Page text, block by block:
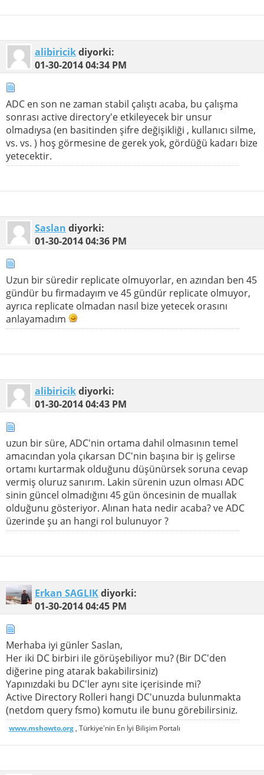
alibiricikdiyorki:
01-30-201404:34 PM
ADC en son ne zaman stabil çalıştı acaba, bu çalışma
sonrası active directory'e etkileyecek bir unsur
olmadıysa (en basitinden şifre değişikliği , kullanıcı silme,
vs. vs. ) hoş görmesine de gerek yok, gördüğü kadarı bize
yetecektir.
Saslan diyorki:
01-30-201404:36 PM
Uzun bir süredir replicate olmuyorlar, en azından ben 45
gündür bu firmadayım ve 45 gündür replicate olmuyor,
ayrıca replicate olmadan nasıl bize yetecek orasını
anlayamadım
alibiricikdiyorki:
01-30-201404:43 PM
uzun bir süre, ADC'nin ortama dahil olmasının temel
amacından yola çıkarsan DC'nin başına bir iş gelirse
ortamı kurtarmak olduğunu düşünürsek soruna cevap
vermiş oluruz sanırım. Lakin sürenin uzun olması ADC
sinin güncel olmadığını 45 gün öncesinin de muallak
olduğunu gösteriyor. Alınan hata nedir acaba? ve ADC
üzerinde şu an hangi rol bulunuyor ?
Erkan SAGLIKdiyorki:
01-30-201404:45 PM
Merhaba iyi günler Saslan,
Her iki DC birbiri ile görüşebiliyor mu? (Bir DC'den
diğerine ping atarak bakabilirsiniz)
Yapınızdaki bu DC'ler aynı site içerisinde mi?
Active Directory Rolleri hangi DC'unuzda bulunmakta
(netdom query fsmo) komutu ile bunu görebilirsiniz.
www.mshowto.org , Türkiye'nin En İyi Bilişim Portalı